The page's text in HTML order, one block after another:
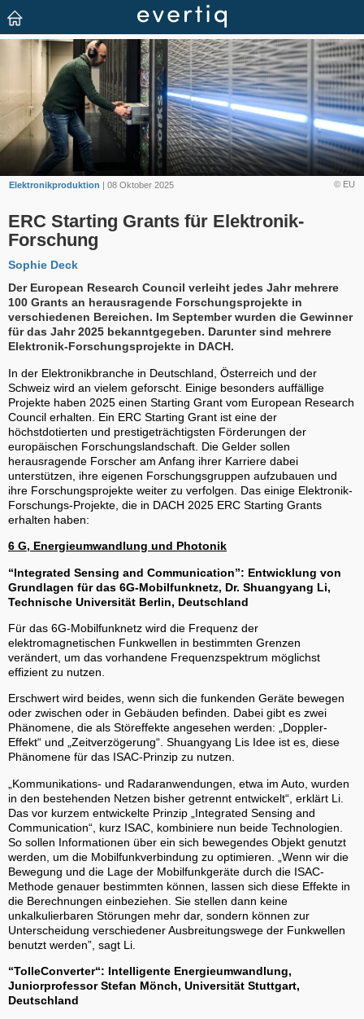
© EU
Elektronikproduktion | 08 Oktober 2025
ERC Starting Grants für Elektronik-
Forschung
Sophie Deck
Der European Research Council verleiht jedes Jahr mehrere
100 Grants an herausragende Forschungsprojekte in
verschiedenen Bereichen. Im September wurden die Gewinner
für das Jahr 2025 bekanntgegeben. Darunter sind mehrere
Elektronik-Forschungsprojekte in DACH.
In der Elektronikbranche in Deutschland, Österreich und der
Schweiz wird an vielem geforscht. Einige besonders auffällige
Projekte haben 2025 einen Starting Grant vom European Research
Council erhalten. Ein ERC Starting Grant ist eine der
höchstdotierten und prestigeträchtigsten Förderungen der
europäischen Forschungslandschaft. Die Gelder sollen
herausragende Forscher am Anfang ihrer Karriere dabei
unterstützen, ihre eigenen Forschungsgruppen aufzubauen und
ihre Forschungsprojekte weiter zu verfolgen. Das einige Elektronik-
Forschungs-Projekte, die in DACH 2025 ERC Starting Grants
erhalten haben:
6 G, Energieumwandlung und Photonik
“Integrated Sensing and Communication”: Entwicklung von
Grundlagen für das 6G-Mobilfunknetz, Dr. Shuangyang Li,
Technische Universität Berlin, Deutschland
Für das 6G-Mobilfunknetz wird die Frequenz der
elektromagnetischen Funkwellen in bestimmten Grenzen
verändert, um das vorhandene Frequenzspektrum möglichst
effizient zu nutzen.
Erschwert wird beides, wenn sich die funkenden Geräte bewegen
oder zwischen oder in Gebäuden befinden. Dabei gibt es zwei
Phänomene, die als Störeffekte angesehen werden: „Doppler-
Effekt“ und „Zeitverzögerung“. Shuangyang Lis Idee ist es, diese
Phänomene für das ISAC-Prinzip zu nutzen.
„Kommunikations- und Radaranwendungen, etwa im Auto, wurden
in den bestehenden Netzen bisher getrennt entwickelt“, erklärt Li.
Das vor kurzem entwickelte Prinzip „Integrated Sensing and
Communication“, kurz ISAC, kombiniere nun beide Technologien.
So sollen Informationen über ein sich bewegendes Objekt genutzt
werden, um die Mobilfunkverbindung zu optimieren. „Wenn wir die
Bewegung und die Lage der Mobilfunkgeräte durch die ISAC-
Methode genauer bestimmten können, lassen sich diese Effekte in
die Berechnungen einbeziehen. Sie stellen dann keine
unkalkulierbaren Störungen mehr dar, sondern können zur
Unterscheidung verschiedener Ausbreitungswege der Funkwellen
benutzt werden”, sagt Li.
“TolleConverter“: Intelligente Energieumwandlung,
Juniorprofessor Stefan Mönch, Universität Stuttgart,
Deutschland